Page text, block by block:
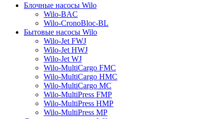
Блочные насосы Wilo
Wilo-BAC
Wilo-CronoBloc-BL
Бытовые насосы Wilo
Wilo-Jet FWJ
Wilo-Jet HWJ
Wilo-Jet WJ
Wilo-MultiCargo FMC
Wilo-MultiCargo HMC
Wilo-MultiCargo MC
Wilo-MultiPress FMP
Wilo-MultiPress HMP
Wilo-MultiPress MP